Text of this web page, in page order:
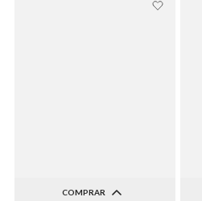
COMPRAR